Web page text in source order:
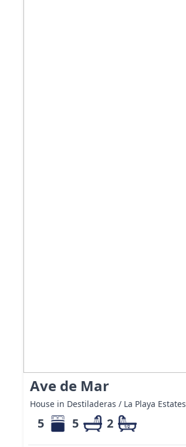
Ave de Mar
House in Destiladeras / La Playa Estates
5 5 2